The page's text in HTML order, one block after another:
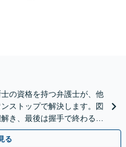
の資格を持つ弁護士が、他
ストップで解決します。図
き、最後は握手で終わる円
川県対応】
る